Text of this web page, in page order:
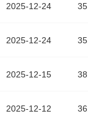
2025-12-24
2025-12-24
2025-12-15
2025-12-12